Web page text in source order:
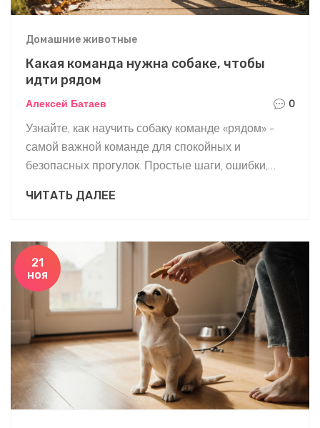
Домашние животные
Какая команда нужна собаке, чтобы
идти рядом
Алексей Батаев 0
Узнайте, как научить собаку команде «рядом» -
самой важной команде для спокойных и
безопасных прогулок. Простые шаги, ошибки,
питомцем.
ЧИТАТЬ ДАЛЕЕ
21
ноя